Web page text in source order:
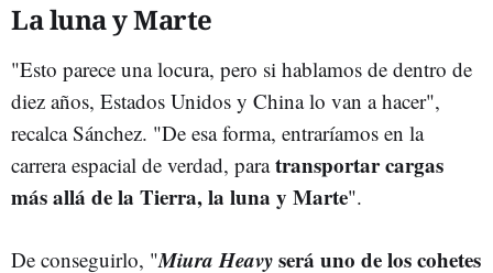
La luna y Marte
"Esto parece una locura, pero si hablamos de dentro de
diez años, Estados Unidos y China lo van a hacer",
recalca Sánchez. "De esa forma, entraríamos en la
carrera espacial de verdad, paratransportar cargas
más allá de la Tierra, la luna y Marte".
De conseguirlo, "Miura Heavyserá uno de los cohetes